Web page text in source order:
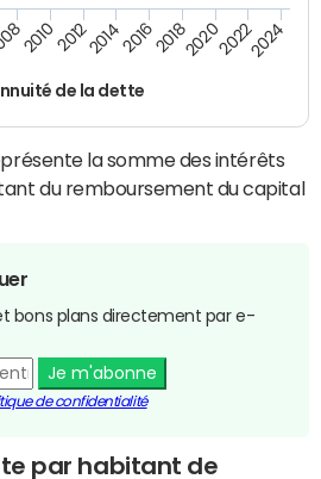
de la dette
20102012201420162018202020222024
la somme des intérêts
du remboursement du capital
bons plans directement par e-
Je m'abonne
de confidentialité
par habitant de